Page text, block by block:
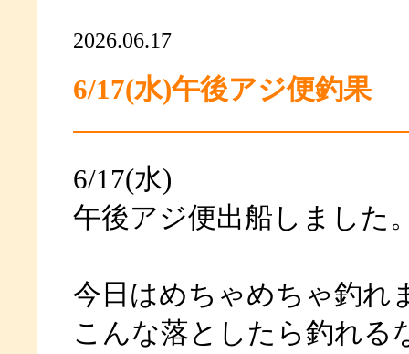
2026.06.17
6/17(水)午後アジ便釣果
6/17(水)
午後アジ便出船しました
今日はめちゃめちゃ釣れ
こんな落としたら釣れる